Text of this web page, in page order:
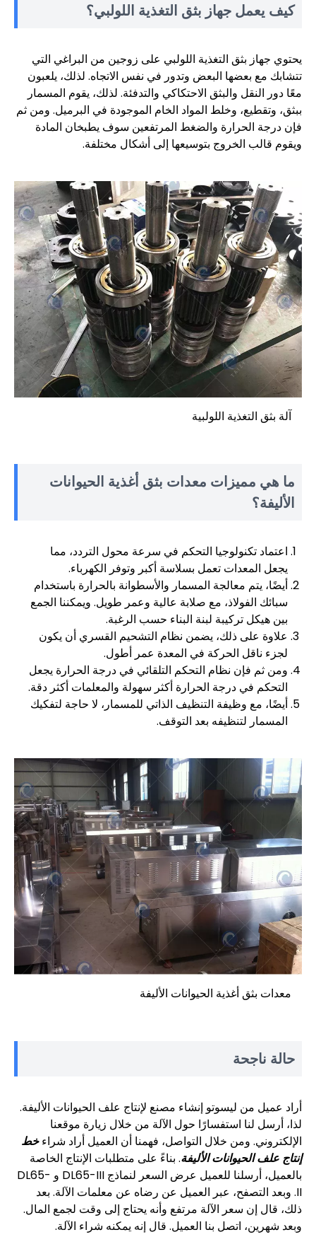
كيف يعمل جهاز بثق التغذية اللولبي؟
يحتوي جهاز بثق التغذية اللولبي على زوجين من البراغي التي
تتشابك مع بعضها البعض وتدور في نفس الاتجاه. لذلك، يلعبون
معًا دور النقل والبثق الاحتكاكي والتدفئة. لذلك، يقوم المسمار
ببثق، وتقطيع، وخلط المواد الخام الموجودة في البرميل. ومن ثم
فإن درجة الحرارة والضغط المرتفعين سوف يطبخان المادة
ويقوم قالب الخروج بتوسيعها إلى أشكال مختلفة.
آلة بثق التغذية اللولبية
ما هي مميزات معدات بثق أغذية الحيوانات
الأليفة؟
اعتماد تكنولوجيا التحكم في سرعة محول التردد، مما
يجعل المعدات تعمل بسلاسة أكبر وتوفر الكهرباء.
أيضًا، يتم معالجة المسمار والأسطوانة بالحرارة باستخدام
سبائك الفولاذ، مع صلابة عالية وعمر طويل. ويمكننا الجمع
بين هيكل تركيبة لبنة البناء حسب الرغبة.
علاوة على ذلك، يضمن نظام التشحيم القسري أن يكون
لجزء ناقل الحركة في المعدة عمر أطول.
ومن ثم فإن نظام التحكم التلقائي في درجة الحرارة يجعل
التحكم في درجة الحرارة أكثر سهولة والمعلمات أكثر دقة.
أيضًا، مع وظيفة التنظيف الذاتي للمسمار، لا حاجة لتفكيك
المسمار لتنظيفه بعد التوقف.
معدات بثق أغذية الحيوانات الأليفة
حالة ناجحة
أراد عميل من ليسوتو إنشاء مصنع لإنتاج علف الحيوانات الأليفة.
لذا، أرسل لنا استفسارًا حول الآلة من خلال زيارة موقعنا
الإلكتروني. ومن خلال التواصل، فهمنا أن العميل أراد شراءخط
إنتاج علف الحيوانات الأليفة. بناءً على متطلبات الإنتاج الخاصة
بالعميل، أرسلنا للعميل عرض السعر لنماذج DL65-III و DL65-
II. وبعد التصفح، عبر العميل عن رضاه عن معلمات الآلة. بعد
ذلك، قال إن سعر الآلة مرتفع وأنه يحتاج إلى وقت لجمع المال.
وبعد شهرين، اتصل بنا العميل. قال إنه يمكنه شراء الآلة.